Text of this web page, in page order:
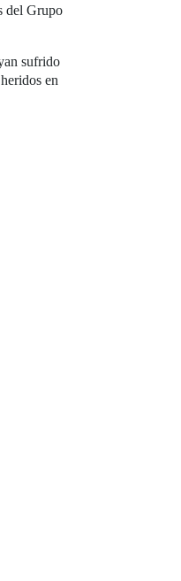
del Grupo
sufrido
en